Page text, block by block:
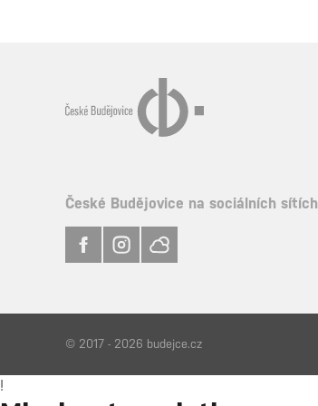
České Budějovice na sociálních sítích
© 2017 - 2026 budejce.cz
!